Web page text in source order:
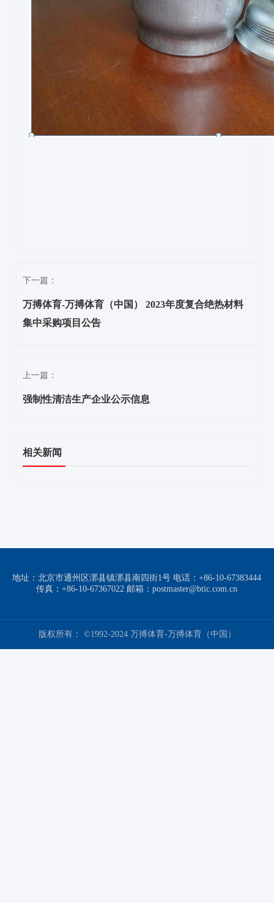
下一篇：
万搏体育-万搏体育（中国） 2023年度复合绝热材料
集中采购项目公告
上一篇：
强制性清洁生产企业公示信息
相关新闻
地址：北京市通州区漷县镇漷县南四街1号 电话：+86-10-67383444
传真：+86-10-67367022 邮箱：postmaster@btic.com.cn
版权所有： ©1992-2024 万搏体育-万搏体育（中国）